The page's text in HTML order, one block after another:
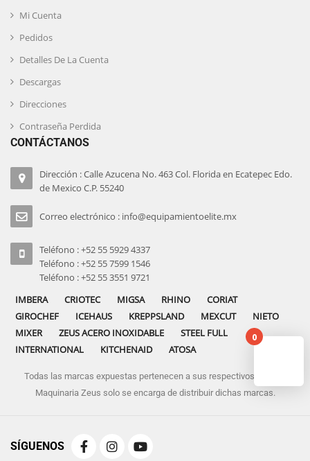
Mi Cuenta
Pedidos
Detalles De La Cuenta
Descargas
Direcciones
Contraseña Perdida
CONTÁCTANOS
Dirección : Calle Azucena No. 463 Col. Florida en Ecatepec Edo.
de Mexico C.P. 55240
Correo electrónico : info@equipamientoelite.mx
Teléfono : +52 55 5929 4337
Teléfono : +52 55 7599 1546
Teléfono : +52 55 3551 9721
IMBERA
CRIOTEC MIGSA RHINO
CORIAT
GIROCHEF
ICEHAUS KREPPSLAND MEXCUT
NIETO
MIXER
ZEUS ACERO INOXIDABLE
STEEL FULL
INTERNATIONAL
KITCHENAID ATOSA
Todas las marcas expuestas pertenecen a sus respectivos dueños
Maquinaria Zeus solo se encarga de distribuir dichas marcas.
SÍGUENOS
0